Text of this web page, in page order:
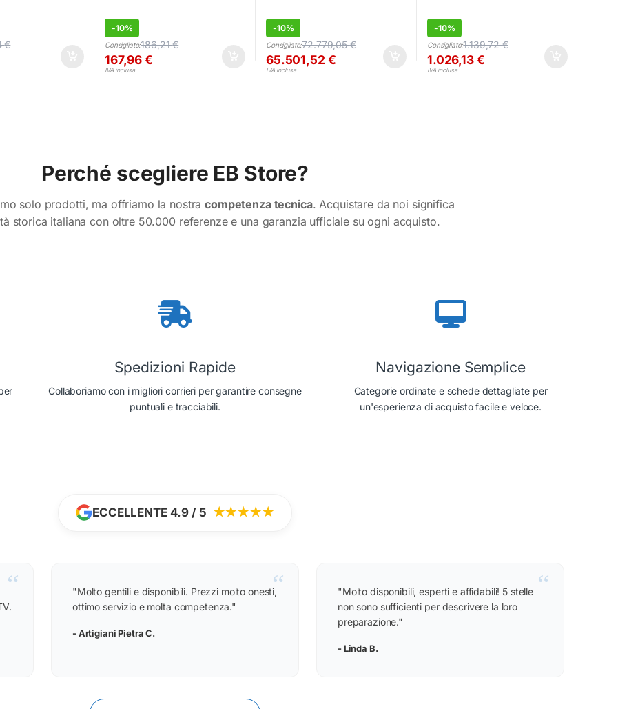
€
-10%
Consigliato:186,21€
167,96€
IVA inclusa
-10%
Consigliato:72.779,05€
65.501,52 €
IVA inclusa
-10%
Consigliato:1.139,72€
1.026,13€
IVA inclusa
Perché scegliere EB Store?
solo prodotti, ma offriamo la nostracompetenza tecnica. Acquistare da noi significa
storica italiana con oltre 50.000 referenze e una garanzia ufficiale su ogni acquisto.
Spedizioni Rapide
Collaboriamo con i migliori corrieri per garantire consegne
puntuali e tracciabili.
Navigazione Semplice
Categorie ordinate e schede dettagliate per
un'esperienza di acquisto facile e veloce.
ECCELLENTE 4.9 / 5 ★★★★★
“ “
"Molto gentili e disponibili. Prezzi molto onesti,
ottimo servizio e molta competenza."
- Artigiani Pietra C.
“
"Molto disponibili, esperti e affidabili! 5 stelle
non sono sufficienti per descrivere la loro
preparazione."
- Linda B.